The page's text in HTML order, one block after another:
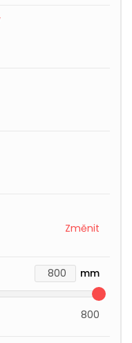
Změnit
mm
800